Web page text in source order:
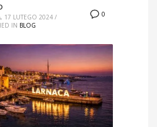
0
17 LUTEGO 2024 /
IN BLOG